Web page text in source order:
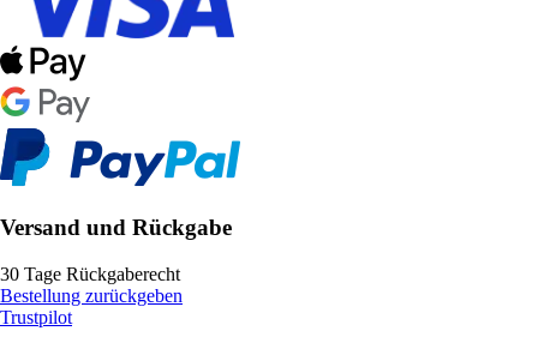
Versand und Rückgabe
30 Tage Rückgaberecht
Bestellung zurückgeben
Trustpilot